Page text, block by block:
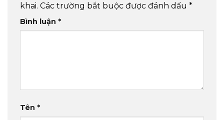
khai. Các trường bắt buộc được đánh dấu *
Bình luận *
Tên *